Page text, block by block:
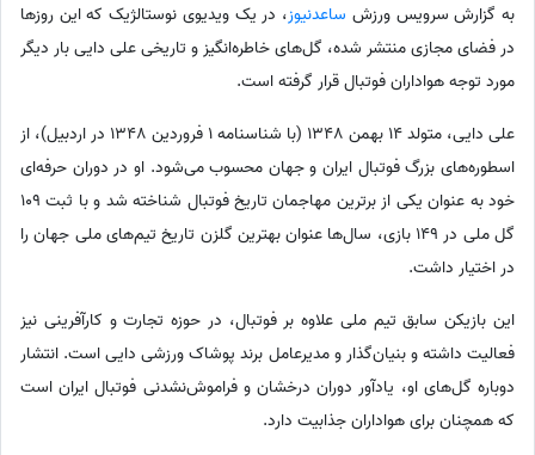
به گزارش سرویس ورزش ساعدنیوز، در یک ویدیوی نوستالژیک که این روزها
در فضای مجازی منتشر شده، گل‌های خاطره‌انگیز و تاریخی علی دایی بار دیگر
مورد توجه هواداران فوتبال قرار گرفته است.
علی دایی، متولد 14 بهمن 1348 (با شناسنامه 1 فروردین 1348 در اردبیل)، از
اسطوره‌های بزرگ فوتبال ایران و جهان محسوب می‌شود. او در دوران حرفه‌ای
خود به عنوان یکی از برترین مهاجمان تاریخ فوتبال شناخته شد و با ثبت 109
گل ملی در 149 بازی، سال‌ها عنوان بهترین گلزن تاریخ تیم‌های ملی جهان را
در اختیار داشت.
این بازیکن سابق تیم ملی علاوه بر فوتبال، در حوزه تجارت و کارآفرینی نیز
فعالیت داشته و بنیان‌گذار و مدیرعامل برند پوشاک ورزشی دایی است. انتشار
دوباره گل‌های او، یادآور دوران درخشان و فراموش‌نشدنی فوتبال ایران است
که همچنان برای هواداران جذابیت دارد.